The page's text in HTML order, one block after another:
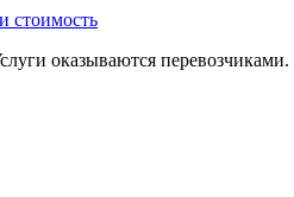
стоимость
оказываются перевозчиками.